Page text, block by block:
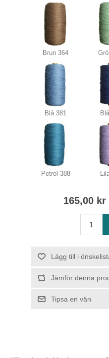
Brun 364
Blå 381
Petrol 388
165,00